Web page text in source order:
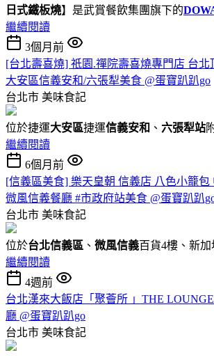
日式鐵板燒】是武賞餐飲集團旗下的
繼續閱讀
3個月前
[台北壽喜燒] 祇園.禪院壽喜燒專門店 台北
大安區信義安和/六張犁美食 @蛋寶趴趴go
台北市 美味食記
位於捷運大安區捷運信義安和 、 六張犁站
繼續閱讀
6個月前
[信義區美食] 樂天皇朝 信義店 八色小籠包
微風信義餐廳 #市政府站美食 @蛋寶趴趴
台北市 美味食記
位於台北信義區 、 微風信義百貨4樓、新
繼續閱讀
4週前
台北漢來大飯店「聚薈所 」THE
廳 @蛋寶趴趴go
台北市 美味食記